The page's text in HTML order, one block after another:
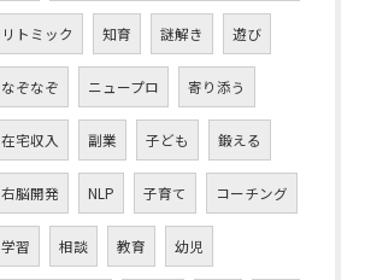
リトミック 知育 謎解き 遊び
なぞなぞ ニュープロ 寄り添う
在宅収入 副業 子ども 鍛える
右脳開発 NLP 子育て コーチング
学習 相談 教育 幼児